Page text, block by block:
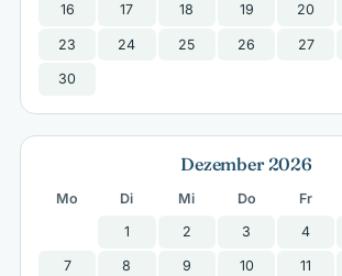
16 17 18 19 20
23 24 25 26 27
30
Dezember 2026
Mo Di Mi Do Fr
1
2 3 4
7 8 9 10 11